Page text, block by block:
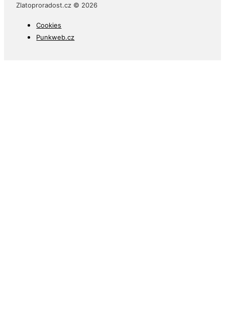
Zlatoproradost.cz © 2026
Cookies
Punkweb.cz